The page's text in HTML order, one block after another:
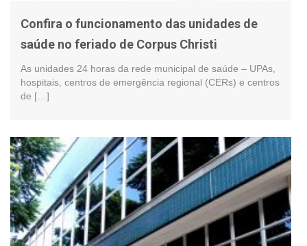
Confira o funcionamento das unidades de
saúde no feriado de Corpus Christi
As unidades 24 horas da rede municipal de saúde – UPAs,
hospitais, centros de emergência regional (CERs) e centros
de […]